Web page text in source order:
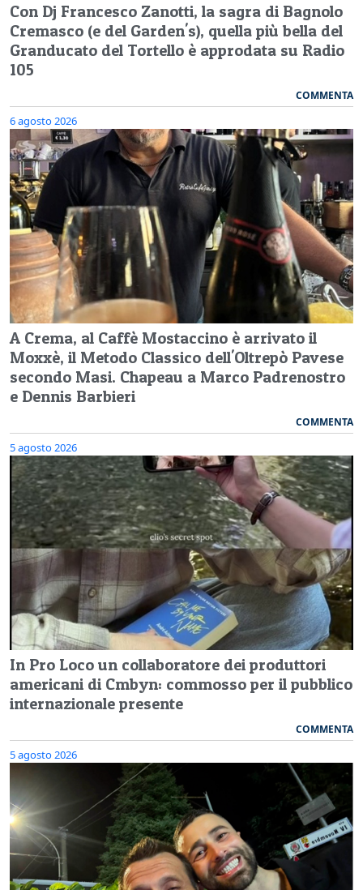
Con Dj Francesco Zanotti, la sagra di Bagnolo
Cremasco (e del Garden's), quella più bella del
Granducato del Tortello è approdata su Radio
105
COMMENTA
6 agosto 2026
A Crema, al Caffè Mostaccino è arrivato il
Moxxè, il Metodo Classico dell'Oltrepò Pavese
secondo Masi. Chapeau a Marco Padrenostro
e Dennis Barbieri
COMMENTA
5 agosto 2026
In Pro Loco un collaboratore dei produttori
americani di Cmbyn: commosso per il pubblico
internazionale presente
COMMENTA
5 agosto 2026